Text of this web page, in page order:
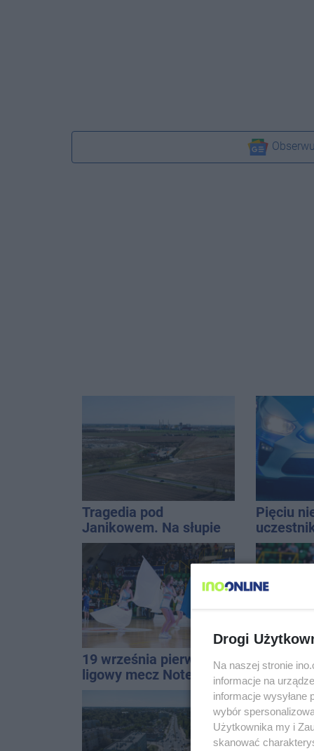
Tragedia pod
Janikowem. Na słupie
energetycznym
znaleziono ciało
mężczyzny
Pięciu
wpadło
19 września pierwszy
ligowy mecz Noteci.
Znamy cały terminarz
Darrell
każdym
Drogi
Na naszej stronie
informacje na
informacje wysyłane
wybór
Użytkownika my i
skanować